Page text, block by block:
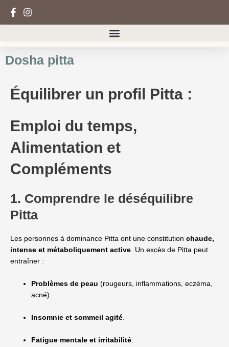
Dosha pitta
Équilibrer un profil Pitta :
Emploi du temps,
Alimentation et
Compléments
1. Comprendre le déséquilibre
Pitta
Les personnes à dominance Pitta ont une constitution chaude,
intense et métaboliquement active. Un excès de Pitta peut
entraîner :
Problèmes de peau (rougeurs, inflammations, eczéma,
acné).
Insomnie et sommeil agité
Fatigue mentale et irritabilité